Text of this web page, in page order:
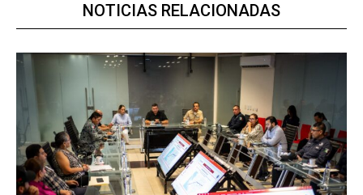
NOTICIAS RELACIONADAS